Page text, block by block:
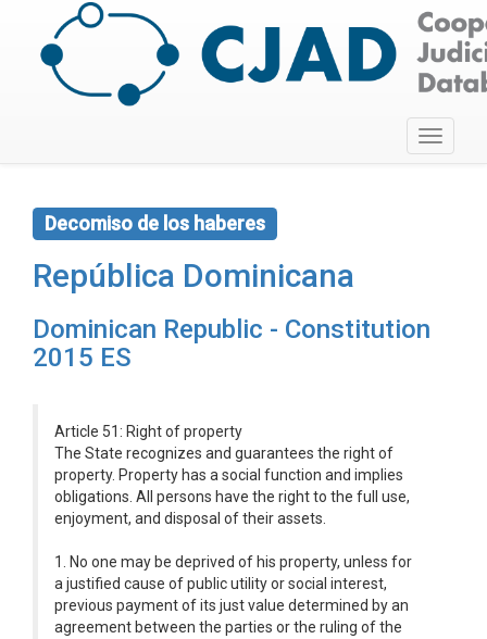
Toggle
Decomiso de los haberes
República Dominicana
Dominican Republic - Constitution
2015 ES
Article 51: Right of property
The State recognizes and guarantees the right of
property. Property has a social function and implies
obligations. All persons have the right to the full use,
enjoyment, and disposal of their assets.
1. No one may be deprived of his property, unless for
a justified cause of public utility or social interest,
previous payment of its just value determined by an
agreement between the parties or the ruling of the